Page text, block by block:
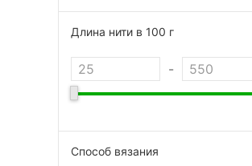
Длина нити в 100 г
-
Способ вязания